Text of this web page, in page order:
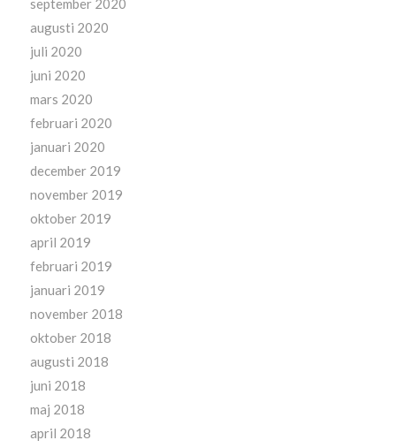
september 2020
augusti 2020
juli 2020
juni 2020
mars 2020
februari 2020
januari 2020
december 2019
november 2019
oktober 2019
april 2019
februari 2019
januari 2019
november 2018
oktober 2018
augusti 2018
juni 2018
maj 2018
april 2018